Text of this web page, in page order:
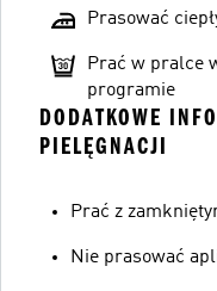
Prasować
Prać w pralce
programie
DODATKOWE
PIELĘGNACJI
Prać z
Nie prasować